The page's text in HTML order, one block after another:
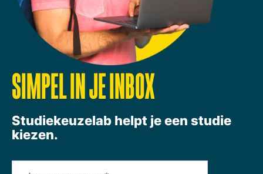
SIMPEL IN JE INBOX
Studiekeuzelab helpt je een studie
kiezen.